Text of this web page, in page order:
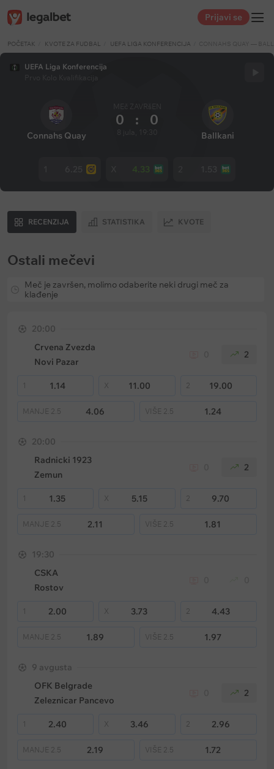
Prijavi se
POČETAK KVOTE ZA FUDBAL UEFA LIGA KONFERENCIJA CONNAHS QUAY —
UEFA Liga Konferencija
Connahs Quay
0 : 0
Ballkani
4.33
RECENZIJA STATISTIKA KVOTE
Ostali mečevi
Meč je završen, molimo odaberite neki drugi meč za
klađenje
20:00
Crvena Zvezda
Novi Pazar
2
1 1.14 11.00 2 19.00
MANJE 2.5 4.06 VIŠE 2.5 1.24
20:00
Radnicki 1923
Zemun
2
1 1.35 5.15 2 9.70
MANJE 2.5 2.11 VIŠE 2.5 1.81
19:30
CSKA
Rostov
1 2.00 3.73 2 4.43
MANJE 2.5 1.89 VIŠE 2.5 1.97
9 avgusta
OFK Belgrade
Zeleznicar Pancevo
2
1 2.40 3.46 2 2.96
MANJE 2.5 2.19 VIŠE 2.5 1.72